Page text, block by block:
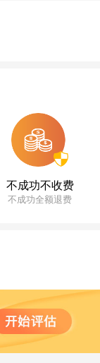
不成功不收费
不成功全额退费